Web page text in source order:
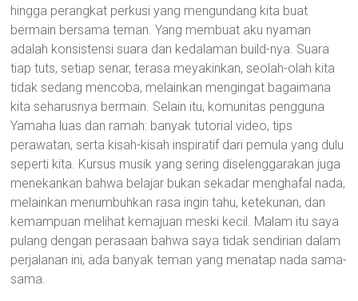
hingga perangkat perkusi yang mengundang kita buat
bermain bersama teman. Yang membuat aku nyaman
adalah konsistensi suara dan kedalaman build-nya. Suara
tiap tuts, setiap senar, terasa meyakinkan, seolah-olah kita
tidak sedang mencoba, melainkan mengingat bagaimana
kita seharusnya bermain. Selain itu, komunitas pengguna
Yamaha luas dan ramah: banyak tutorial video, tips
perawatan, serta kisah-kisah inspiratif dari pemula yang dulu
seperti kita. Kursus musik yang sering diselenggarakan juga
menekankan bahwa belajar bukan sekadar menghafal nada,
melainkan menumbuhkan rasa ingin tahu, ketekunan, dan
kemampuan melihat kemajuan meski kecil. Malam itu saya
pulang dengan perasaan bahwa saya tidak sendirian dalam
perjalanan ini, ada banyak teman yang menatap nada sama-
sama.